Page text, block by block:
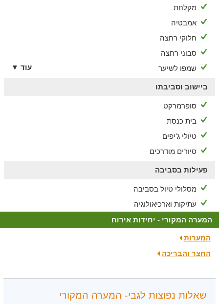
מקלחת
אמבטיה
חלוקי רחצה
סבוני רחצה
שמפו לשיער
עוד ▼
ביישוב וסביבתו
סופרמרקט
בית כנסת
טיולי ג'יפים
סיורים מודרכים
פעילות בסביבה
מסלולי טיול בסביבה
עתיקות וארכיאולוגיה
המערה המקורי - יחידות אירוח
המערות
החצר והבריכה
שאלות נפוצות לגבי- המערה המקורי